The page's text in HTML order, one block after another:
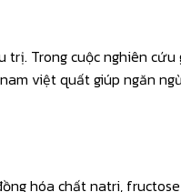
Trong cuộc nghiên cứu
việt quất giúp ngăn
hóa chất natri,